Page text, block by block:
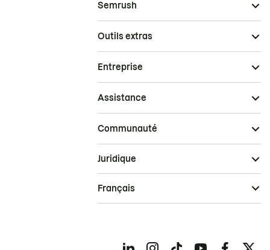
Semrush
Outils extras
Entreprise
Assistance
Communauté
Juridique
Français